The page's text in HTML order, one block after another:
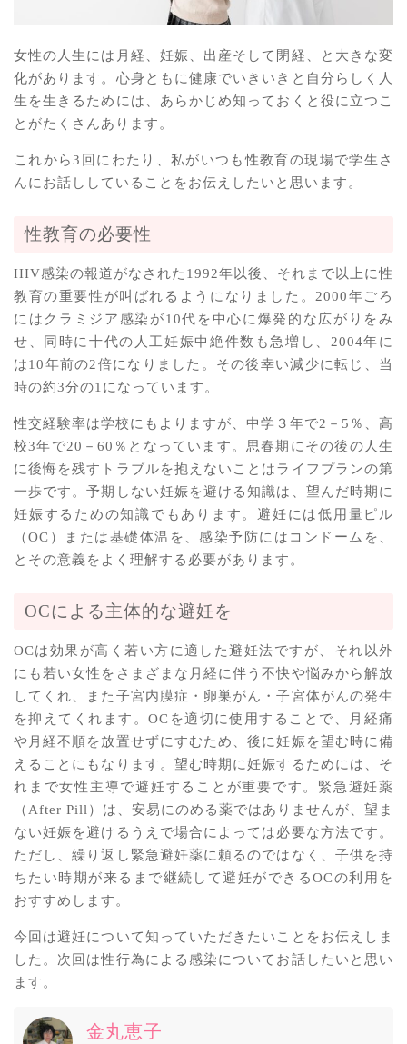
女性の人生には月経、妊娠、出産そして閉経、と大きな変
化があります。心身ともに健康でいきいきと自分らしく人
生を生きるためには、あらかじめ知っておくと役に立つこ
とがたくさんあります。
これから3回にわたり、私がいつも性教育の現場で学生さ
んにお話ししていることをお伝えしたいと思います。
性教育の必要性
HIV感染の報道がなされた1992年以後、それまで以上に性
教育の重要性が叫ばれるようになりました。2000年ごろ
にはクラミジア感染が10代を中心に爆発的な広がりをみ
せ、同時に十代の人工妊娠中絶件数も急増し、2004年に
は10年前の2倍になりました。その後幸い減少に転じ、当
時の約3分の1になっています。
性交経験率は学校にもよりますが、中学３年で2－5％、高
校3年で20－60％となっています。思春期にその後の人生
に後悔を残すトラブルを抱えないことはライフプランの第
一歩です。予期しない妊娠を避ける知識は、望んだ時期に
妊娠するための知識でもあります。避妊には低用量ピル
（OC）または基礎体温を、感染予防にはコンドームを、
とその意義をよく理解する必要があります。
OCによる主体的な避妊を
OCは効果が高く若い方に適した避妊法ですが、それ以外
にも若い女性をさまざまな月経に伴う不快や悩みから解放
してくれ、また子宮内膜症・卵巣がん・子宮体がんの発生
を抑えてくれます。OCを適切に使用することで、月経痛
や月経不順を放置せずにすむため、後に妊娠を望む時に備
えることにもなります。望む時期に妊娠するためには、そ
れまで女性主導で避妊することが重要です。緊急避妊薬
（After Pill）は、安易にのめる薬ではありませんが、望ま
ない妊娠を避けるうえで場合によっては必要な方法です。
ただし、繰り返し緊急避妊薬に頼るのではなく、子供を持
ちたい時期が来るまで継続して避妊ができるOCの利用を
おすすめします。
今回は避妊について知っていただきたいことをお伝えしま
した。次回は性行為による感染についてお話したいと思い
ます。
金丸恵子